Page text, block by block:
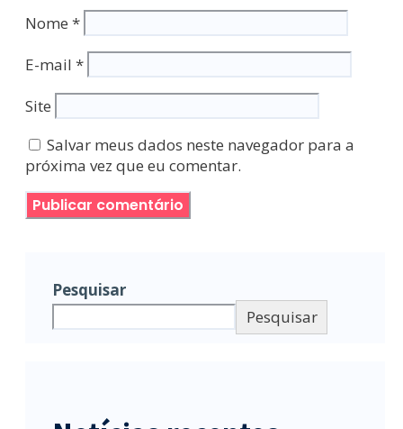
Nome *
E-mail *
Site
Salvar meus dados neste navegador para a
próxima vez que eu comentar.
Pesquisar
Pesquisar